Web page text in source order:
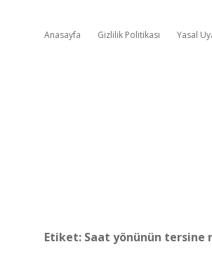
Anasayfa Gizlilik Politikası Yasal
Etiket: Saat yönünün tersine